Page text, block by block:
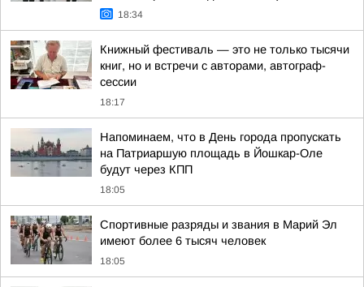
18:34
Книжный фестиваль — это не только тысячи
книг, но и встречи с авторами, автограф-
сессии
18:17
Напоминаем, что в День города пропускать
на Патриаршую площадь в Йошкар-Оле
будут через КПП
18:05
Спортивные разряды и звания в Марий Эл
имеют более 6 тысяч человек
18:05